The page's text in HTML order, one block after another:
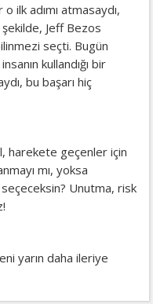
ilk adımı atmasaydı,
şekilde, Jeff Bezos
seçti. Bugün
kullandığı bir
bu başarı hiç
harekete geçenler için
mı, yoksa
Unutma, risk
yarın daha ileriye